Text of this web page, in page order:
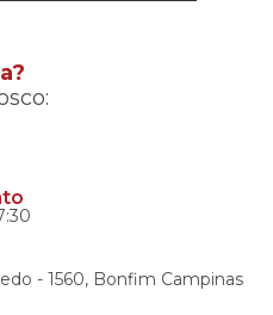
- 1560, Bonfim Campinas